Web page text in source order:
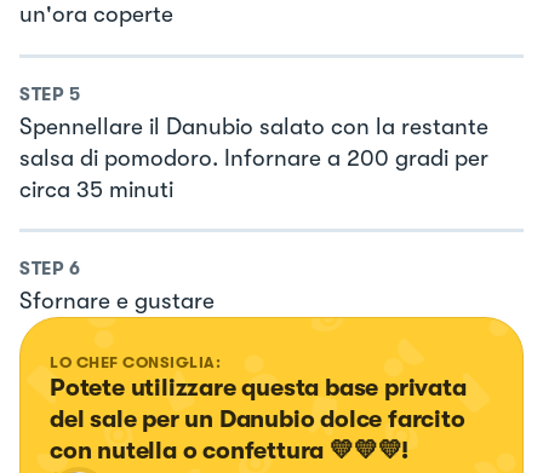
un'ora coperte
STEP 5
Spennellare il Danubio salato con la restante
salsa di pomodoro. Infornare a 200 gradi per
circa 35 minuti
STEP 6
Sfornare e gustare
LO CHEF CONSIGLIA:
Potete utilizzare questa base privata
del sale per un Danubio dolce farcito
con nutella o confettura 💛💛💛!